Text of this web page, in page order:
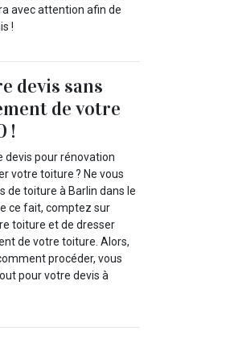
avec attention afin de
!
devis sans
de votre
!
devis pour rénovation
votre toiture ? Ne vous
de toiture à Barlin dans le
ce fait, comptez sur
toiture et de dresser
de votre toiture. Alors,
procéder, vous
pour votre devis à